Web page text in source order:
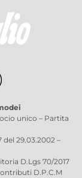
unico – Partita
del 29.03.2002 –
D.Lgs 70/2017
D.P.C.M